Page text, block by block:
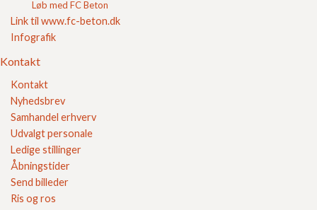
Løb med FC Beton
Link til www.fc-beton.dk
Infografik
Kontakt
Kontakt
Nyhedsbrev
Samhandel erhverv
Udvalgt personale
Ledige stillinger
Åbningstider
Send billeder
Ris og ros
Samarbejdspartnere
Tlf98 34 34 11
salg@fc-beton.dk
Handelsbetingelser
FC Beton A/S Nibevej 151 9200 Aalborg SV | CVR: